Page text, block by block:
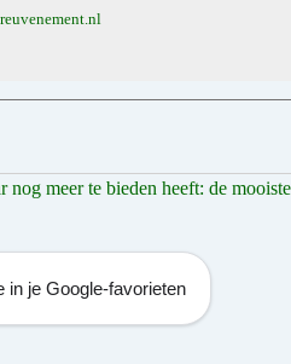
nog meer te bieden heeft: de
in je Google-favorieten